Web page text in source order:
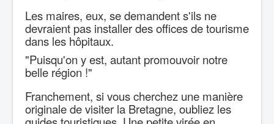
Les maires, eux, se demandent s'ils ne
devraient pas installer des offices de tourisme
dans les hôpitaux.
"Puisqu'on y est, autant promouvoir notre
belle région !"
Franchement, si vous cherchez une manière
originale de visiter la Bretagne, oubliez les